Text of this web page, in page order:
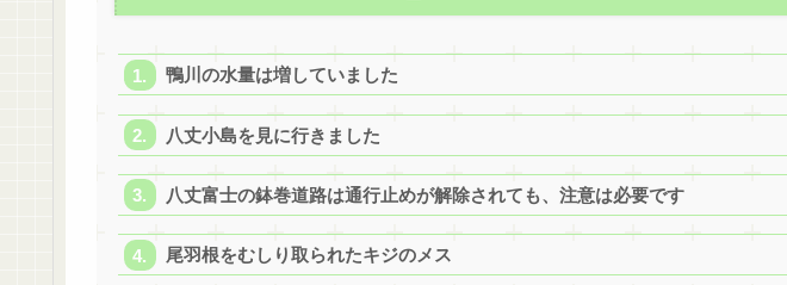
鴨川の水量は増していました
八丈小島を見に行きました
八丈富士の鉢巻道路は通行止めが解除されても、注意は必要です
尾羽根をむしり取られたキジのメス